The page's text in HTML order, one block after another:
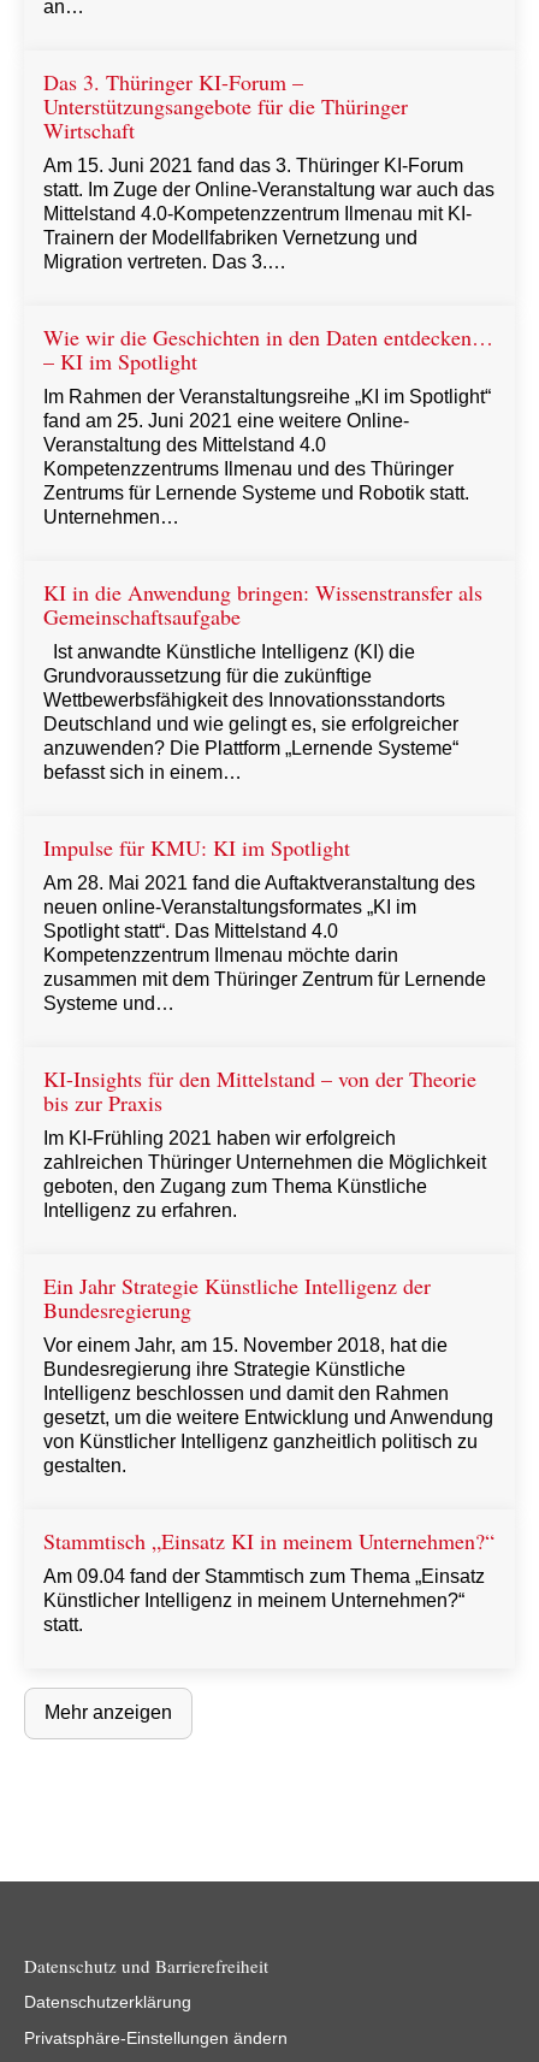
an…
Das 3. Thüringer KI-Forum –
Unterstützungsangebote für die Thüringer
Wirtschaft
Am 15. Juni 2021 fand das 3. Thüringer KI-Forum
statt. Im Zuge der Online-Veranstaltung war auch das
Mittelstand 4.0-Kompetenzzentrum Ilmenau mit KI-
Trainern der Modellfabriken Vernetzung und
Migration vertreten. Das 3.…
Wie wir die Geschichten in den Daten entdecken…
– KI im Spotlight
Im Rahmen der Veranstaltungsreihe „KI im Spotlight“
fand am 25. Juni 2021 eine weitere Online-
Veranstaltung des Mittelstand 4.0
Kompetenzzentrums Ilmenau und des Thüringer
Zentrums für Lernende Systeme und Robotik statt.
Unternehmen…
KI in die Anwendung bringen: Wissenstransfer als
Gemeinschaftsaufgabe
Ist anwandte Künstliche Intelligenz (KI) die
Grundvoraussetzung für die zukünftige
Wettbewerbsfähigkeit des Innovationsstandorts
Deutschland und wie gelingt es, sie erfolgreicher
anzuwenden? Die Plattform „Lernende Systeme“
befasst sich in einem…
Impulse für KMU: KI im Spotlight
Am 28. Mai 2021 fand die Auftaktveranstaltung des
neuen online-Veranstaltungsformates „KI im
Spotlight statt“. Das Mittelstand 4.0
Kompetenzzentrum Ilmenau möchte darin
zusammen mit dem Thüringer Zentrum für Lernende
Systeme und…
KI-Insights für den Mittelstand – von der Theorie
bis zur Praxis
Im KI-Frühling 2021 haben wir erfolgreich
zahlreichen Thüringer Unternehmen die Möglichkeit
geboten, den Zugang zum Thema Künstliche
Intelligenz zu erfahren.
Ein Jahr Strategie Künstliche Intelligenz der
Bundesregierung
Vor einem Jahr, am 15. November 2018, hat die
Bundesregierung ihre Strategie Künstliche
Intelligenz beschlossen und damit den Rahmen
gesetzt, um die weitere Entwicklung und Anwendung
von Künstlicher Intelligenz ganzheitlich politisch zu
gestalten.
Stammtisch „Einsatz KI in meinem Unternehmen?“
Am 09.04 fand der Stammtisch zum Thema „Einsatz
Künstlicher Intelligenz in meinem Unternehmen?“
statt.
Mehr anzeigen
Datenschutz und Barrierefreiheit
Datenschutzerklärung
Privatsphäre-Einstellungen ändern